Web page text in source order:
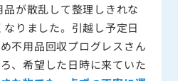
品が散乱して整理しきれな
なりました。引越し予定日
不用品回収プログレスさん
、希望した日時に来ていた